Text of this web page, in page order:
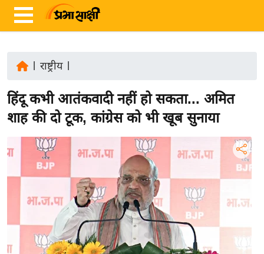
ज़ा
ख
राष्ट्रीय|
हिंदू कभी आतंकवादी नहीं हो सकता... अमित
शाह की दो टूक, कांग्रेस को भी खूब सुनाया